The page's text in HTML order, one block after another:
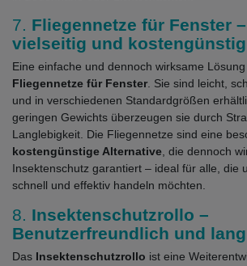
7. Fliegennetze für Fenster
vielseitig und kostengünstig
Eine einfache und dennoch wirksame
Fliegennetze für Fenster . Sie sind leicht,
und in verschiedenen Standardgrößen
geringen Gewichts überzeugen sie durch
Langlebigkeit. Die Fliegennetze sind eine
kostengünstige Alternative , die dennoch
Insektenschutz garantiert – ideal für alle, die
schnell und effektiv handeln möchten.
8. Insektenschutzrollo –
Benutzerfreundlich und
Das Insektenschutzrollo ist eine